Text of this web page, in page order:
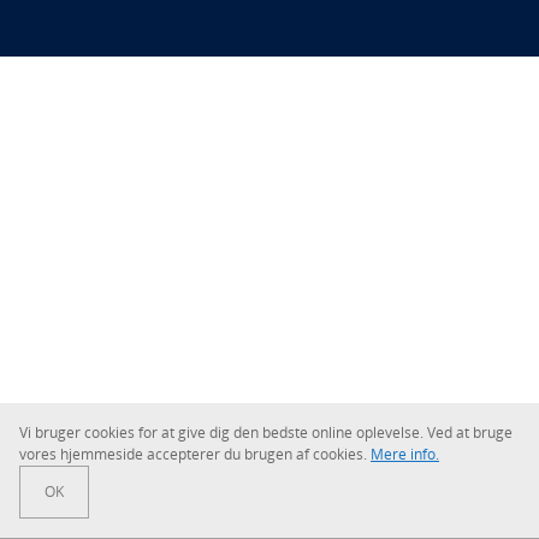
Vi bruger cookies for at give dig den bedste online oplevelse. Ved at bruge
vores hjem­mesi­de ac­cep­te­rer du brugen af cookies. Mere info.
OK